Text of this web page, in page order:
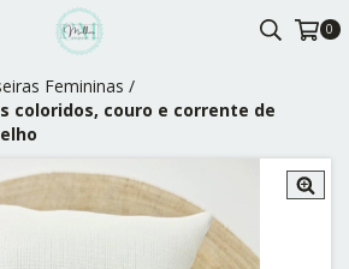
0
Femininas /
coloridos, couro e corrente de